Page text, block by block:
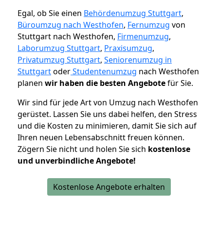
Egal, ob Sie einen Behördenumzug Stuttgart,
Büroumzug nach Westhofen, Fernumzug von
Stuttgart nach Westhofen, Firmenumzug,
Laborumzug Stuttgart, Praxisumzug,
Privatumzug Stuttgart, Seniorenumzug in
StuttgartoderStudentenumzug nach Westhofen
planen wir haben die besten Angebotefür Sie.
Wir sind für jede Art von Umzug nach Westhofen
gerüstet. Lassen Sie uns dabei helfen, den Stress
und die Kosten zu minimieren, damit Sie sich auf
Ihren neuen Lebensabschnitt freuen können.
Zögern Sie nicht und holen Sie sich kostenlose
und unverbindliche Angebote!
Kostenlose Angebote erhalten